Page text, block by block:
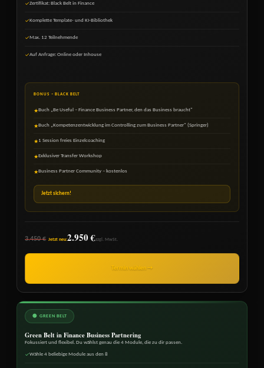
✓Zertifikat: Black Belt in Finance
✓Komplette Template- und KI-Bibliothek
✓Max. 12 Teilnehmende
✓Auf Anfrage: Online oder Inhouse
BONUS – BLACK BELT
★Buch „Be Useful – Finance Business Partner, den das Business braucht"
★Buch „Kompetenzentwicklung im Controlling zum Business Partner" (Springer)
★1 Session freies Einzelcoaching
★Exklusiver Transfer Workshop
★Business Partner Community – kostenlos
Jetzt sichern!
3.450 € Jetzt neu:2.950 €zzgl. MwSt.
Termin wählen →
🟢 GREEN BELT
Green Belt in Finance Business Partnering
Fokussiert und flexibel. Du wählst genau die 4 Module, die zu dir passen.
✓Wähle 4 beliebige Module aus den 8